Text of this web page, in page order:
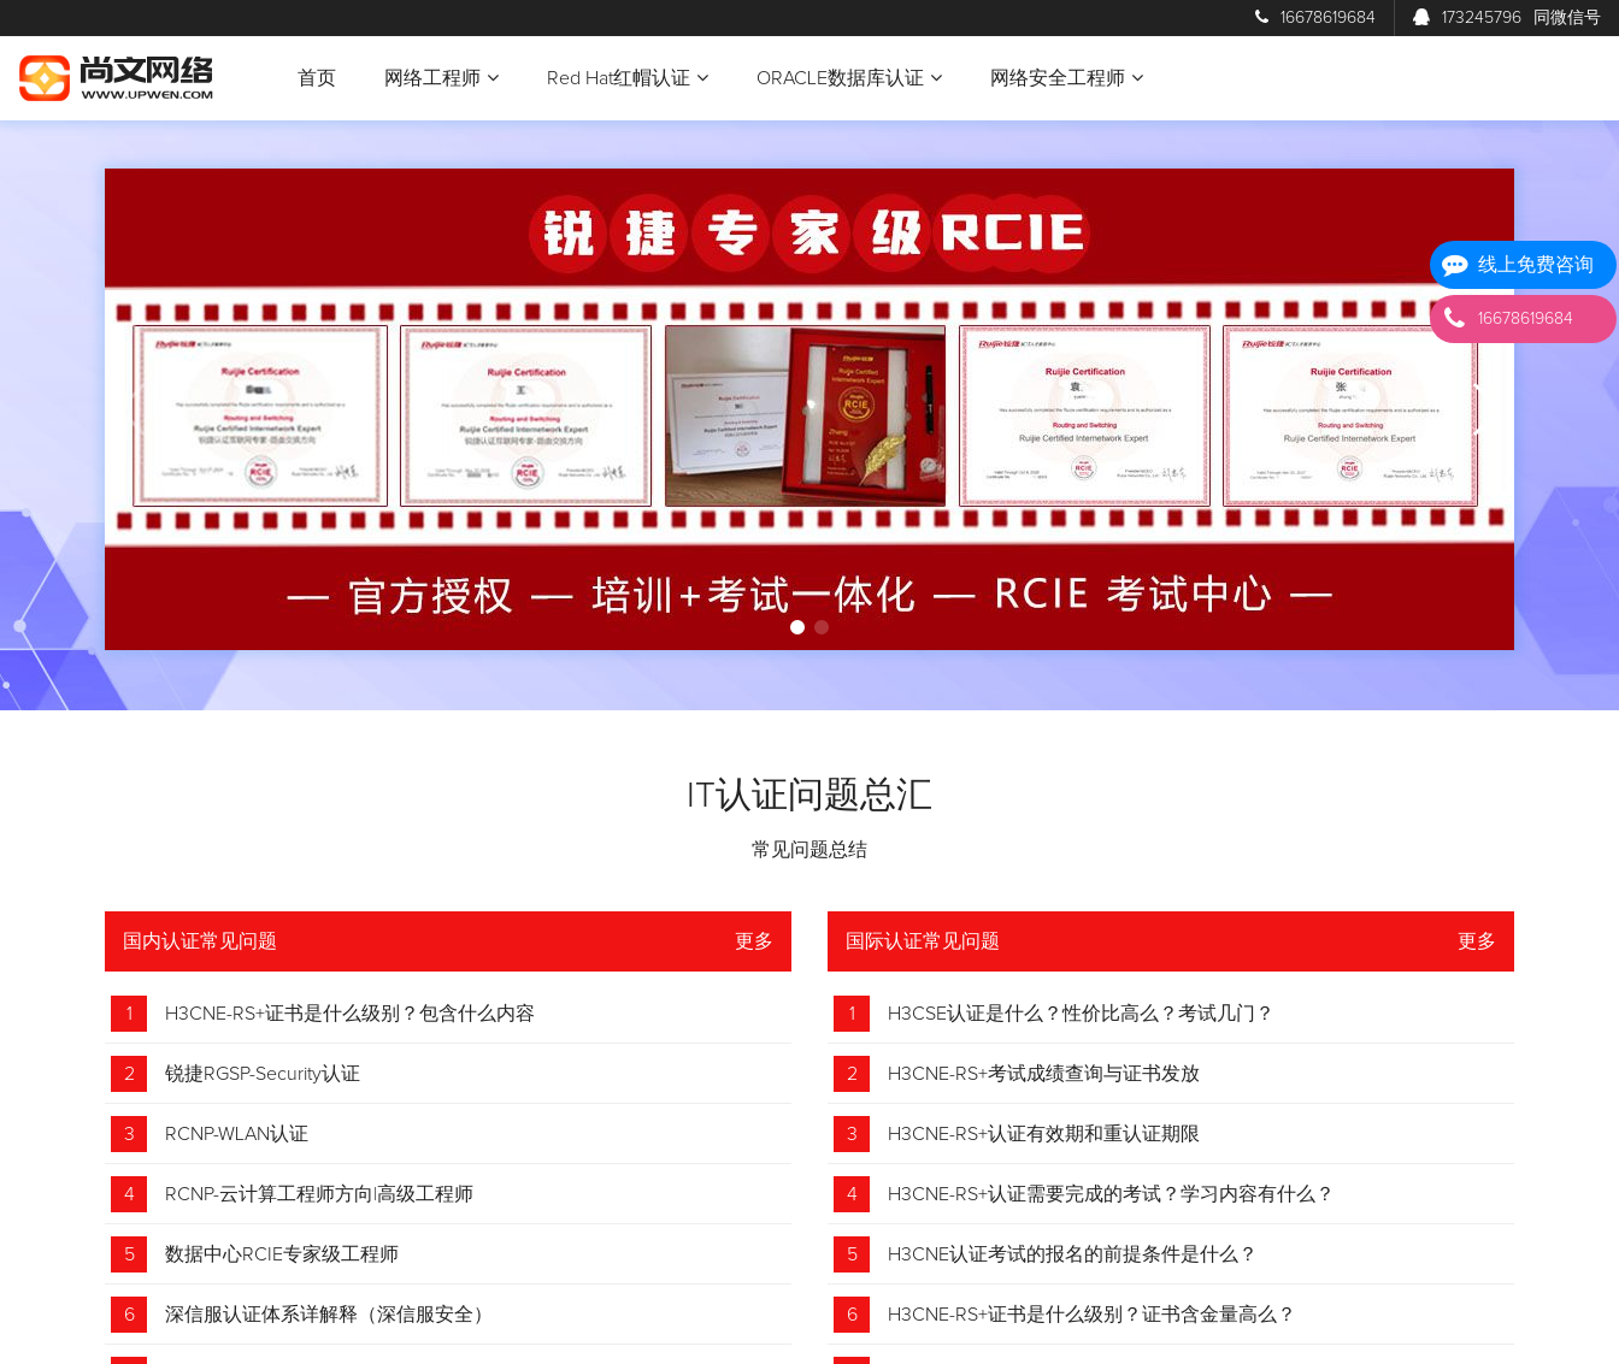
16678619684 173245796 同微信号
首页 网络工程师 Red Hat红帽认证 ORACLE数据库认证 网络安全工程师
IT认证问题总汇
常见问题总结
国内认证常见问题 更多
1 H3CNE-RS+证书是什么级别？包含什么内容
2 锐捷RGSP-Security认证
3 RCNP-WLAN认证
4 RCNP-云计算工程师方向|高级工程师
5 数据中心RCIE专家级工程师
6 深信服认证体系详解释（深信服安全）
国际认证常见问题 更多
1 H3CSE认证是什么？性价比高么？考试几门？
2 H3CNE-RS+考试成绩查询与证书发放
3 H3CNE-RS+认证有效期和重认证期限
4 H3CNE-RS+认证需要完成的考试？学习内容有什么？
5 H3CNE认证考试的报名的前提条件是什么？
6 H3CNE-RS+证书是什么级别？证书含金量高么？
线上免费咨询
16678619684